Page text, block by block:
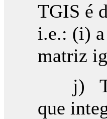
TGIS é
i.e.: (i)
matriz
j)
que